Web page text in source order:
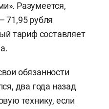
Разумеется,
71,95 рубля
тариф составляет
обязанности
два года назад
технику, если